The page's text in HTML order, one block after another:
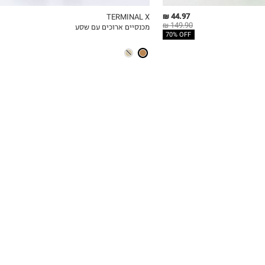
44.97 ₪
149.90 ₪
70% OFF
MY LIST
TERMINAL X
מכנסיים ארוכים עם שסע